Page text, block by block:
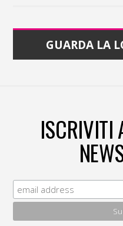
GUARDA LA
ISCRIVITI